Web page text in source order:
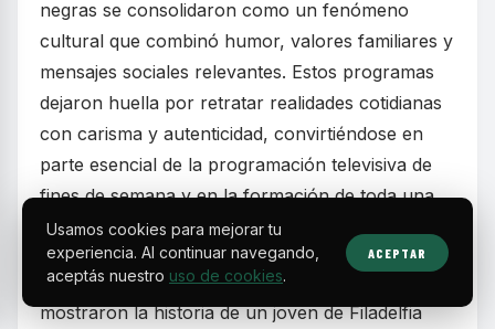
negras se consolidaron como un fenómeno
cultural que combinó humor, valores familiares y
mensajes sociales relevantes. Estos programas
dejaron huella por retratar realidades cotidianas
con carisma y autenticidad, convirtiéndose en
parte esencial de la programación televisiva de
fines de semana y en la formación de toda una
generación.
Series comoThe Fresh Prince of Bel-Air
mostraron la historia de un joven de Filadelfia
Usamos cookies para mejorar tu
experiencia. Al continuar navegando,
aceptás nuestro uso de cookies.
ACEPTAR